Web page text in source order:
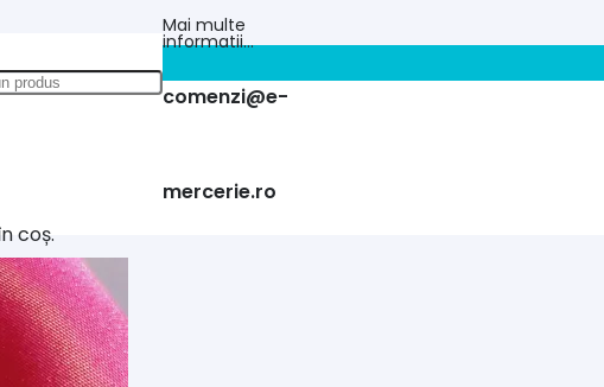
Mai multe
informatii…
comenzi@e-
mercerie.ro
coș.